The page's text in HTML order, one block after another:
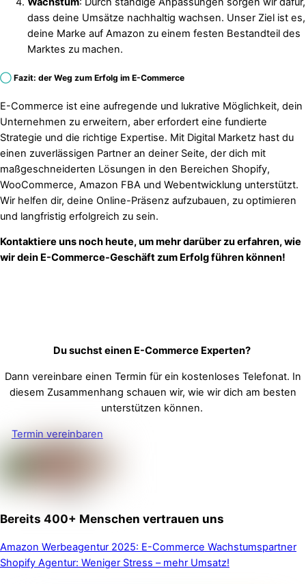
dass deine Umsätze nachhaltig wachsen. Unser Ziel ist es,
deine Marke auf Amazon zu einem festen Bestandteil des
Marktes zu machen.
◯ Fazit: der Weg zum Erfolg im E-Commerce
E-Commerce ist eine aufregende und lukrative Möglichkeit, dein
Unternehmen zu erweitern, aber erfordert eine fundierte
Strategie und die richtige Expertise. Mit Digital Marketz hast du
einen zuverlässigen Partner an deiner Seite, der dich mit
maßgeschneiderten Lösungen in den Bereichen Shopify,
WooCommerce, Amazon FBA und Webentwicklung unterstützt.
Wir helfen dir, deine Online-Präsenz aufzubauen, zu optimieren
und langfristig erfolgreich zu sein.
Kontaktiere uns noch heute, um mehr darüber zu erfahren, wie
wir dein E-Commerce-Geschäft zum Erfolg führen können!
Du suchst einen E-Commerce Experten?
Dann vereinbare einen Termin für ein kostenloses Telefonat. In
diesem Zusammenhang schauen wir, wie wir dich am besten
unterstützen können.
Termin vereinbaren
Bereits 400+ Menschen vertrauen uns
Amazon Werbeagentur 2025: E-Commerce Wachstumspartner
Shopify Agentur: Weniger Stress – mehr Umsatz!